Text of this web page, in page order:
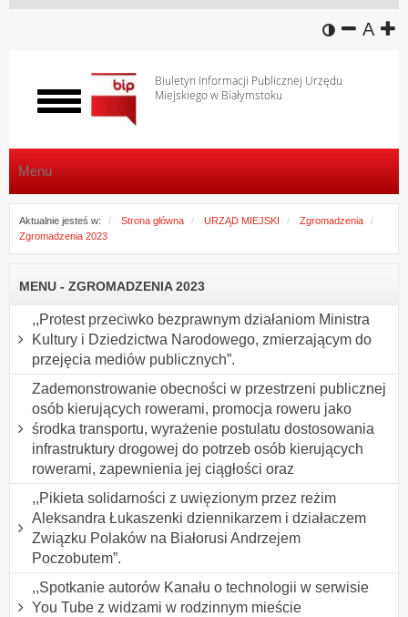
wersja
A
Biuletyn Informacji Publicznej Urzędu
Miejskiego w Białymstoku
Włącz
menu
Menu
Aktualnie jesteś w: Strona główna URZĄD MIEJSKI
Zgromadzenia
Zgromadzenia 2023
MENU - ZGROMADZENIA 2023
,,Protest przeciwko bezprawnym działaniom Ministra
Kultury i Dziedzictwa Narodowego, zmierzającym do
przejęcia mediów publicznych”.
Zademonstrowanie obecności w przestrzeni publicznej
osób kierujących rowerami, promocja roweru jako
środka transportu, wyrażenie postulatu dostosowania
infrastruktury drogowej do potrzeb osób kierujących
rowerami, zapewnienia jej ciągłości oraz
,,Pikieta solidarności z uwięzionym przez reżim
Aleksandra Łukaszenki dziennikarzem i działaczem
Związku Polaków na Białorusi Andrzejem
Poczobutem”.
,,Spotkanie autorów Kanału o technologii w serwisie
You Tube z widzami w rodzinnym mieście